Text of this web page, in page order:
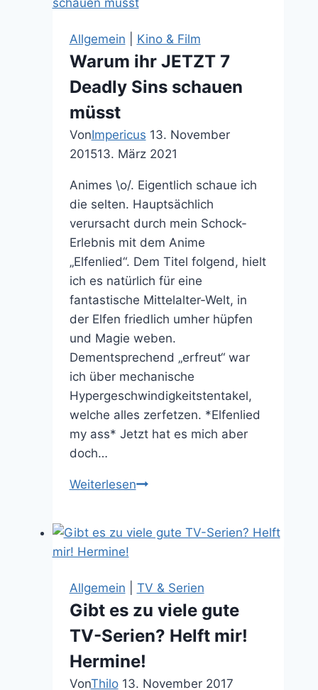
Besseres
Minecraft
oldschool
2D
Allgemein Kino & Film
Warum ihr JETZT 7
Deadly Sins schauen
müsst
VonImpericus 13. November
201513. März 2021
Animes \o/. Eigentlich schaue ich
die selten. Hauptsächlich
verursacht durch mein Schock-
Erlebnis mit dem Anime
„Elfenlied“. Dem Titel folgend, hielt
ich es natürlich für eine
fantastische Mittelalter-Welt, in
der Elfen friedlich umher hüpfen
und Magie weben.
Dementsprechend „erfreut“ war
ich über mechanische
Hypergeschwindigkeitstentakel,
welche alles zerfetzen. *Elfenlied
my ass* Jetzt hat es mich aber
doch…
WeiterlesenWarum
7
Sins
müsst
Allgemein TV & Serien
Gibt es zu viele gute
TV-Serien? Helft mir!
Hermine!
VonThilo 13. November 2017